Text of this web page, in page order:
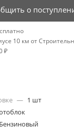
о
10 км от
₽
— 1 шт
Бензиновый